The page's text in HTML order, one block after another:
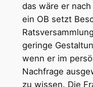
das wäre er
ein OB setzt
geringe
wenn er im
Nachfrage
zu wissen. Die